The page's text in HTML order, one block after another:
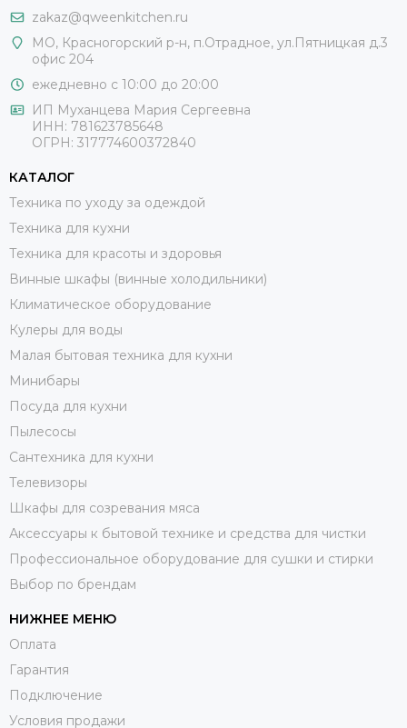
zakaz@qweenkitchen.ru
МО, Красногорский р-н, п.Отрадное, ул.Пятницкая д.3
офис 204
ежедневно с 10:00 до 20:00
ИП Муханцева Мария Сергеевна
ИНН: 781623785648
ОГРН: 317774600372840
КАТАЛОГ
Техника по уходу за одеждой
Техника для кухни
Техника для красоты и здоровья
Винные шкафы (винные холодильники)
Климатическое оборудование
Кулеры для воды
Малая бытовая техника для кухни
Минибары
Посуда для кухни
Пылесосы
Сантехника для кухни
Телевизоры
Шкафы для созревания мяса
Аксессуары к бытовой технике и средства для чистки
Профессиональное оборудование для сушки и стирки
Выбор по брендам
НИЖНЕЕ МЕНЮ
Оплата
Гарантия
Подключение
Условия продажи